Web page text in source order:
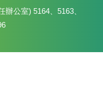
辦公室) 5164、5163、